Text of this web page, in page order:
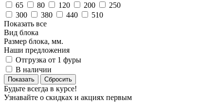
65
80 120 200
250
300
380 440
510
Показать все
Вид блока
Размер блока, мм.
Наши предложения
Отгрузка от 1 фуры
В наличии
Сбросить
Будьте всегда в курсе!
Узнавайте о скидках и акциях первым